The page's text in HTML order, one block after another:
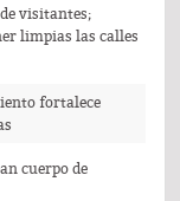
visitantes;
limpias las calles
fortalece
cuerpo de